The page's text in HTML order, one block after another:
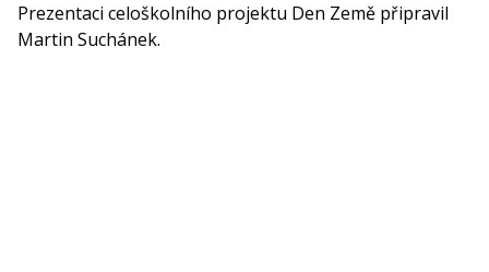
Prezentaci celoškolního projektu Den Země připravil
Martin Suchánek.